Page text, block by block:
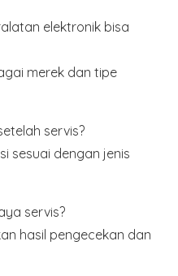
elektronik bisa
merek dan tipe
servis?
sesuai dengan jenis
servis?
hasil pengecekan dan